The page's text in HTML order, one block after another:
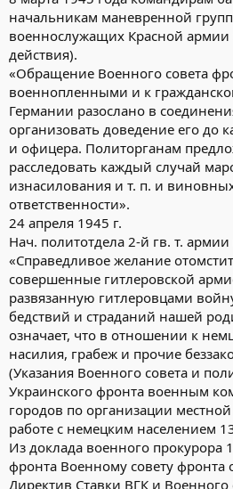
начальникам маневренной
военнослужащих Красной армии
действия).
«Обращение Военного совета
военнопленными и к
Германии разослано в
организовать доведение его до
и офицера. Политорганам
расследовать каждый случай
изнасилования и т. п. и
ответственности».
24 апреля 1945 г.
Нач. политотдела 2-й гв. т.
«Справедливое желание
совершенные гитлеровской
развязанную гитлеровцами
бедствий и страданий нашей
означает, что в отношении к
насилия, грабеж и прочие
(Указания Военного совета и
Украинского фронта военным
городов по организации
работе с немецким населением
Из доклада военного прокурора
фронта Военному совету
Директив Ставки ВГК и Военного